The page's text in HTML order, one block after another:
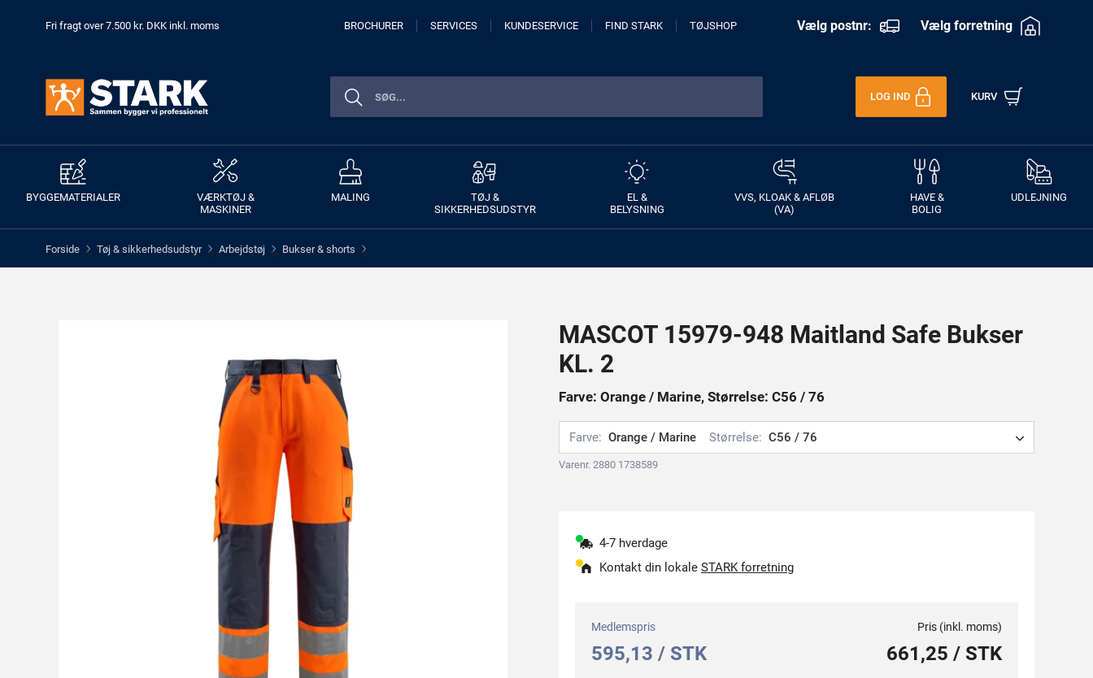
Fri fragt over 7.500 kr. DKK inkl. moms BROCHURER SERVICES KUNDESERVICE FIND STARK TØJSHOP Vælg postnr: Vælg forretning
LOG IND KURV
BYGGEMATERIALER
VÆRKTØJ &
MASKINER
MALING
TØJ &
SIKKERHEDSUDSTYR
EL &
BELYSNING
VVS, KLOAK & AFLØB
(VA)
HAVE &
BOLIG
UDLEJNING
Forside > Tøj & sikkerhedsudstyr > Arbejdstøj > Bukser & shorts >
MASCOT 15979-948 Maitland Safe Bukser
KL. 2
Farve: Orange / Marine, Størrelse: C56 / 76
Farve: Orange / Marine Størrelse: C56 / 76
Varenr. 2880 1738589
4-7 hverdage
Kontakt din lokale STARK forretning
Medlemspris
595,13 / STK
Pris (inkl. moms)
661,25 / STK